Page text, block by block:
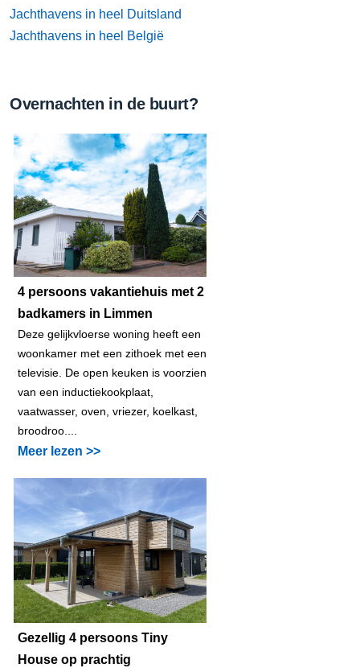
Jachthavens in heel Duitsland
Jachthavens in heel België
Overnachten in de buurt?
4 persoons vakantiehuis met 2
badkamers in Limmen
Deze gelijkvloerse woning heeft een
woonkamer met een zithoek met een
televisie. De open keuken is voorzien
van een inductiekookplaat,
vaatwasser, oven, vriezer, koelkast,
broodroo....
Meer lezen >>
Gezellig 4 persoons Tiny
House op prachtig